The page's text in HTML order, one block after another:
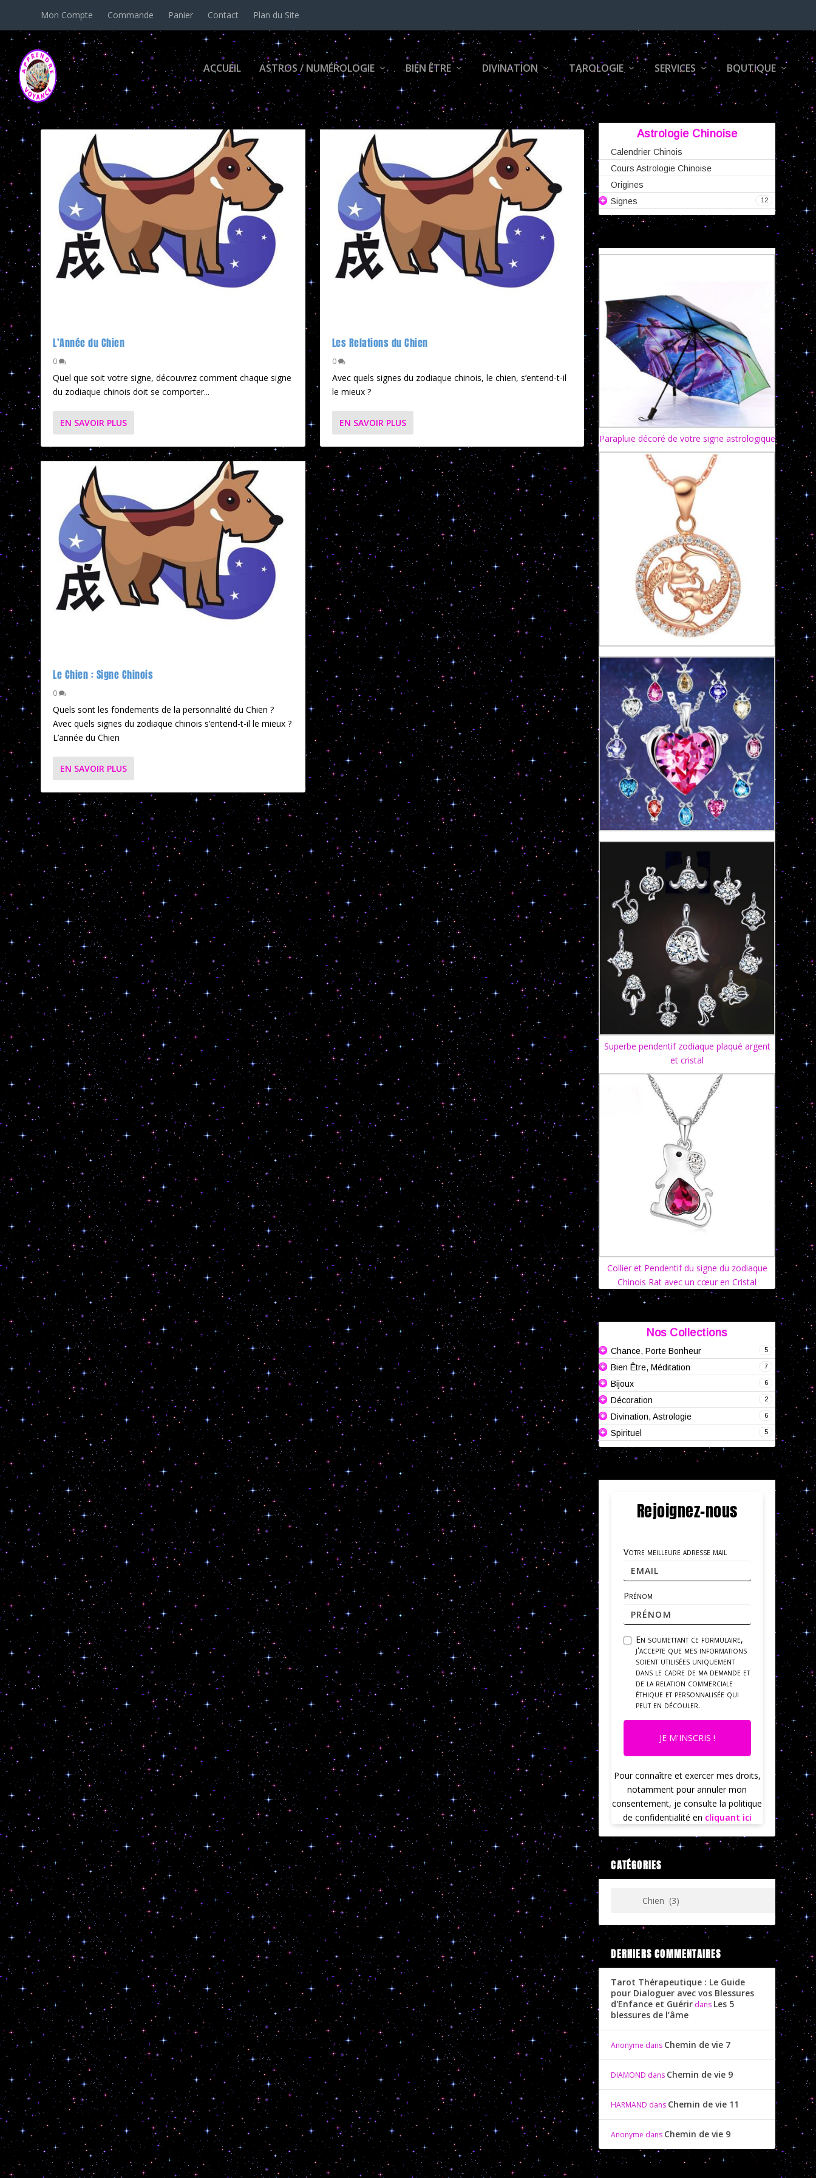
Mon Compte Commande Panier Contact Plan du Site
ACCUEIL ASTROS / NUMÉROLOGIE BIEN ÊTRE DIVINATION TAROLOGIE SERVICES BOUTIQUE
Catégorie :Chien
L’Année du Chien
0
Quel que soit votre signe, découvrez comment chaque signe
du zodiaque chinois doit se comporter...
EN SAVOIR PLUS
Le Chien : Signe Chinois
0
Quels sont les fondements de la personnalité du Chien ?
Avec quels signes du zodiaque chinois s’entend-t-il le mieux ?
L’année du Chien
EN SAVOIR PLUS
Les Relations du Chien
0
Avec quels signes du zodiaque chinois, le chien, s’entend-t-il
le mieux ?
EN SAVOIR PLUS
Astrologie Chinoise
Calendrier Chinois
Cours Astrologie Chinoise
Origines
12
Signes
Parapluie décoré de votre signe astrologique
Superbe pendentif zodiaque plaqué argent
et cristal
Collier et Pendentif du signe du zodiaque
Chinois Rat avec un cœur en Cristal
Nos Collections
5
Chance, Porte Bonheur
7
Bien Être, Méditation
6
Bijoux
2
Décoration
6
Divination, Astrologie
5
Spirituel
Rejoignez-nous
Votre meilleure adresse mail
Prénom
En soumettant ce formulaire,
j'accepte que mes informations
soient utilisées uniquement
dans le cadre de ma demande et
de la relation commerciale
éthique et personnalisée qui
peut en découler.
JE M'INSCRIS !
Pour connaître et exercer mes droits,
notamment pour annuler mon
consentement, je consulte la politique
de confidentialité en cliquant ici
CATÉGORIES
DERNIERS COMMENTAIRES
Tarot Thérapeutique : Le Guide
pour Dialoguer avec vos Blessures
d'Enfance et Guérir dans Les 5
blessures de l’âme
Anonyme dans Chemin de vie 7
DIAMOND dans Chemin de vie 9
HARMAND dans Chemin de vie 11
Anonyme dans Chemin de vie 9